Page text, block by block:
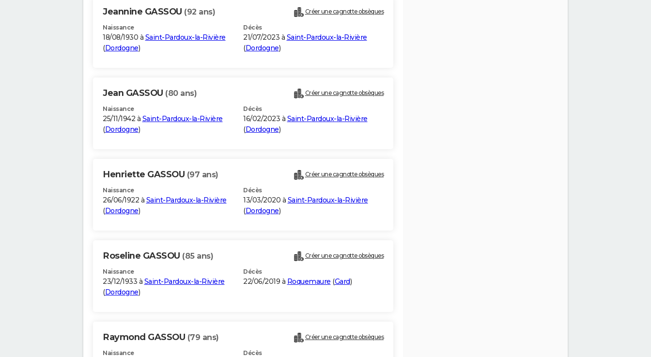
Jeannine GASSOU (92 ans) Créer une cagnotte obsèques
Naissance
18/08/1930 à Saint-Pardoux-la-Rivière
(Dordogne)
Décès
21/07/2023 à Saint-Pardoux-la-Rivière
(Dordogne)
Jean GASSOU (80 ans) Créer une cagnotte obsèques
Naissance
25/11/1942 à Saint-Pardoux-la-Rivière
(Dordogne)
Décès
16/02/2023 à Saint-Pardoux-la-Rivière
(Dordogne)
Henriette GASSOU (97 ans) Créer une cagnotte obsèques
Naissance
26/06/1922 à Saint-Pardoux-la-Rivière
(Dordogne)
Décès
13/03/2020 à Saint-Pardoux-la-Rivière
(Dordogne)
Roseline GASSOU (85 ans) Créer une cagnotte obsèques
Naissance
23/12/1933 à Saint-Pardoux-la-Rivière
(Dordogne)
Décès
22/06/2019 à Roquemaure (Gard)
Raymond GASSOU (79 ans) Créer une cagnotte obsèques
Naissance Décès